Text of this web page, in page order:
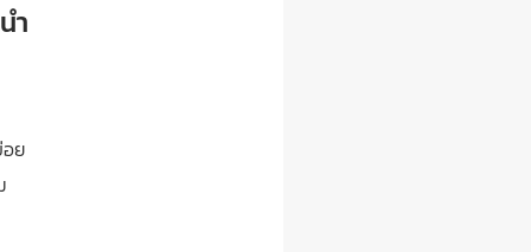
ำ
ย